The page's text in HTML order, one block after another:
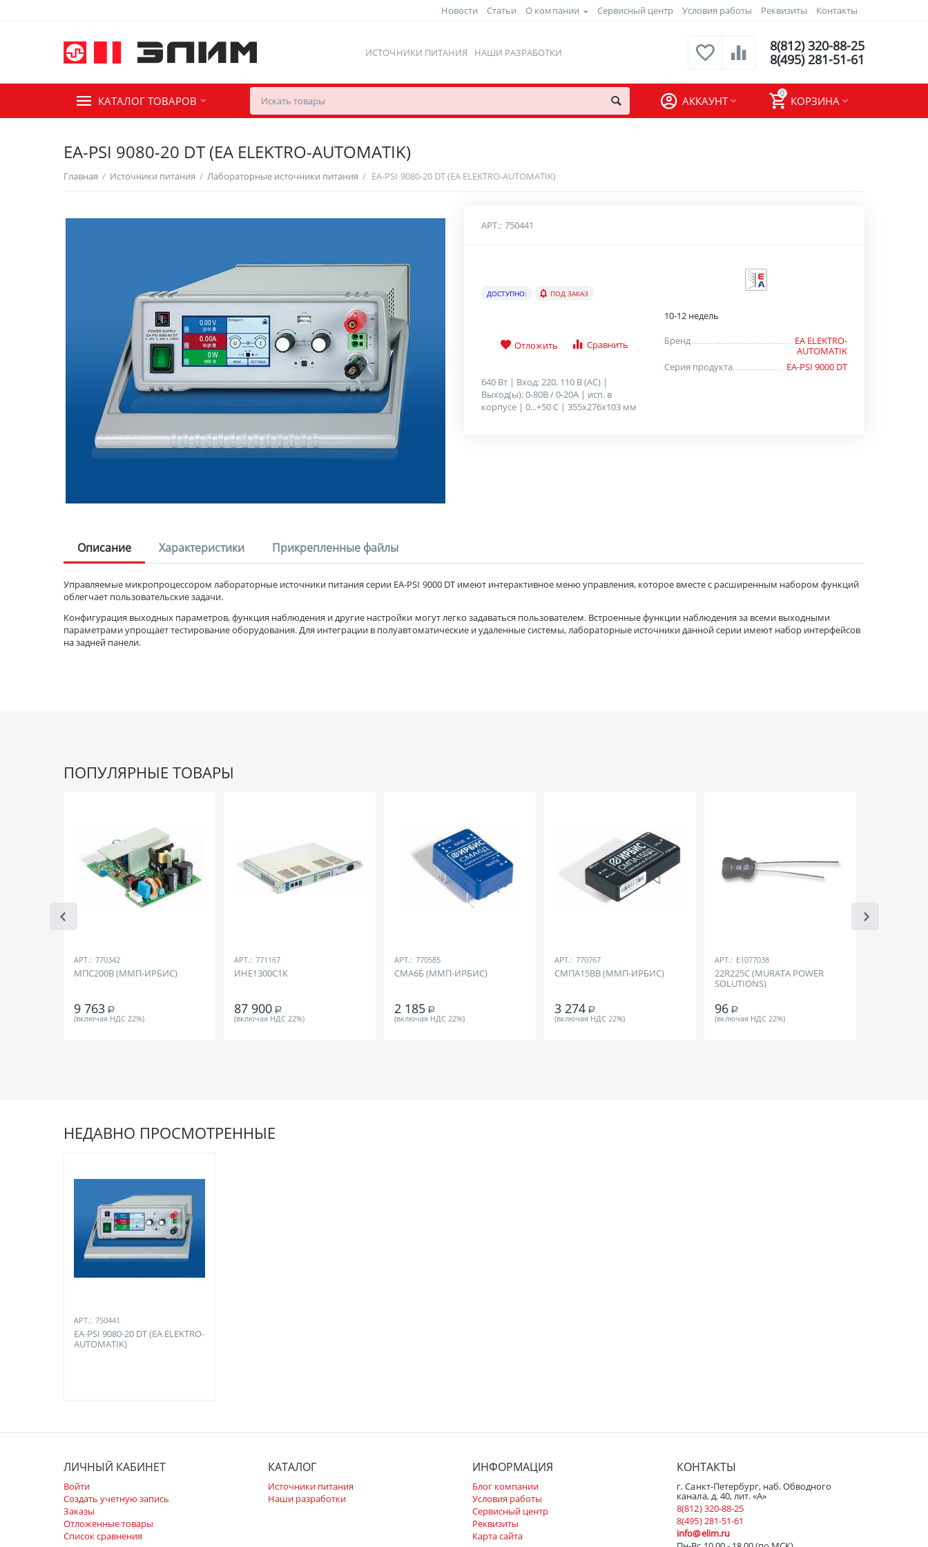
Новости Статьи О компании Сервисный центр Условия работы Реквизиты Контакты
ИСТОЧНИКИ ПИТАНИЯ НАШИ РАЗРАБОТКИ
8(812) 320-88-25
8(495) 281-51-61
КАТАЛОГ ТОВАРОВ
0
КОРЗИНА
АККАУНТ
EA-PSI 9080-20 DT (EA ELEKTRO-AUTOMATIK)
Главная / Источники питания / Лабораторные источники питания / EA-PSI 9080-20 DT (EA ELEKTRO-AUTOMATIK)
АРТ.: 750441
ДОСТУПНО: ПОД ЗАКАЗ
Отложить Сравнить
640 Вт | Вход: 220, 110 В (AC) |
Выход(ы): 0-80B / 0-20A | исп. в
корпусе | 0...+50 C | 355x276x103 мм
10-12 недель
Бренд
EA ELEKTRO-
AUTOMATIK
Серия продукта
EA-PSI 9000 DT
Описание Характеристики Прикрепленные файлы
Управляемые микропроцессором лабораторные источники питания серии EA-PSI 9000 DT имеют интерактивное меню управления, которое вместе с расширенным набором функций
облегчает пользовательские задачи.
Конфигурация выходных параметров, функция наблюдения и другие настройки могут легко задаваться пользователем. Встроенные функции наблюдения за всеми выходными
параметрами упрощает тестирование оборудования. Для интеграции в полуавтоматические и удаленные системы, лабораторные источники данной серии имеют набор интерфейсов
на задней панели.
ПОПУЛЯРНЫЕ ТОВАРЫ
АРТ.: 770342
МПС200В (ММП-ИРБИС)
9 763 Р
(включая НДС 22%)
АРТ.: 771167
ИНЕ1300С1К
87 900 Р
(включая НДС 22%)
АРТ.: 770585
СМА6Б (ММП-ИРБИС)
2 185 Р
(включая НДС 22%)
АРТ.: 770767
СМПА15ВВ (ММП-ИРБИС)
3 274 Р
(включая НДС 22%)
АРТ.: E1077038
22R225C (MURATA POWER
SOLUTIONS)
96 Р
(включая НДС 22%)
НЕДАВНО ПРОСМОТРЕННЫЕ
АРТ.: 750441
EA-PSI 9080-20 DT (EA ELEKTRO-
AUTOMATIK)
ЛИЧНЫЙ КАБИНЕТ
Войти
Создать учетную запись
Заказы
Отложенные товары
Список сравнения
КАТАЛОГ
Источники питания
Наши разработки
ИНФОРМАЦИЯ
Блог компании
Условия работы
Сервисный центр
Реквизиты
Карта сайта
КОНТАКТЫ
г. Санкт-Петербург, наб. Обводного
канала, д. 40, лит. «А»
8(812) 320-88-25
8(495) 281-51-61
info@elim.ru